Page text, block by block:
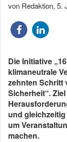
von Redaktion, 5.
Die Initiative
klimaneutrale
zehnten Schritt
Sicherheit“.
und
um
machen.